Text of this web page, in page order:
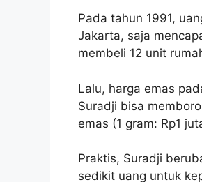
Pada tahun 1991,
Jakarta, saja
membeli 12 unit
Lalu, harga emas
Suradji bisa
emas (1 gram: Rp1
Praktis, Suradji
sedikit uang untuk